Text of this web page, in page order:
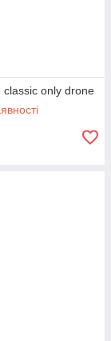
classic only drone